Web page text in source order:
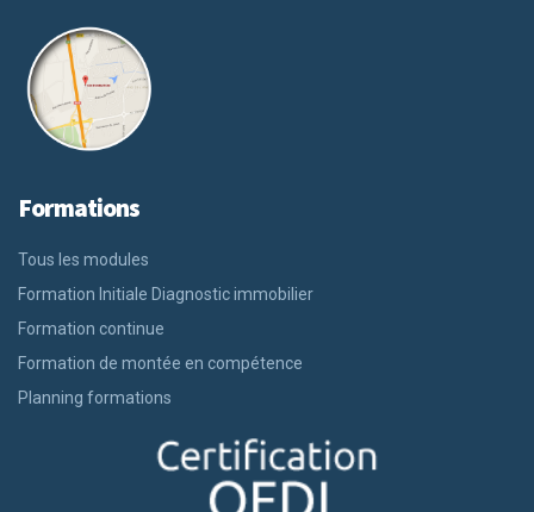
Formations
Tous les modules
Formation Initiale Diagnostic immobilier
Formation continue
Formation de montée en compétence
Planning formations